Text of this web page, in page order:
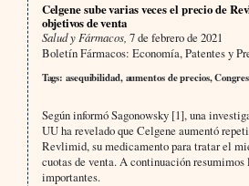
Celgene sube varias veces el precio de
objetivos de venta
Salud y Fármacos, 7 de febrero de 2021
Boletín Fármacos: Economía, Patentes y
Tags: asequibilidad, aumentos de precios,
Según informó Sagonowsky [1], una
UU ha revelado que Celgene aumentó
Revlimid, su medicamento para tratar el
cuotas de venta. A continuación resumimos
importantes.